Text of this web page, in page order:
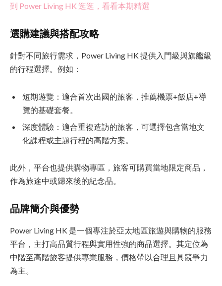
到 Power Living HK 逛逛，看看本期精選
選購建議與搭配攻略
針對不同旅行需求，Power Living HK 提供入門級與旗艦級
的行程選擇。例如：
短期遊覽：適合首次出國的旅客，推薦機票+飯店+導
覽的基礎套餐。
深度體驗：適合重複造訪的旅客，可選擇包含當地文
化課程或主題行程的高階方案。
此外，平台也提供購物專區，旅客可購買當地限定商品，
作為旅途中或歸來後的紀念品。
品牌簡介與優勢
Power Living HK 是一個專注於亞太地區旅遊與購物的服務
平台，主打高品質行程與實用性強的商品選擇。其定位為
中階至高階旅客提供專業服務，價格帶以合理且具競爭力
為主。